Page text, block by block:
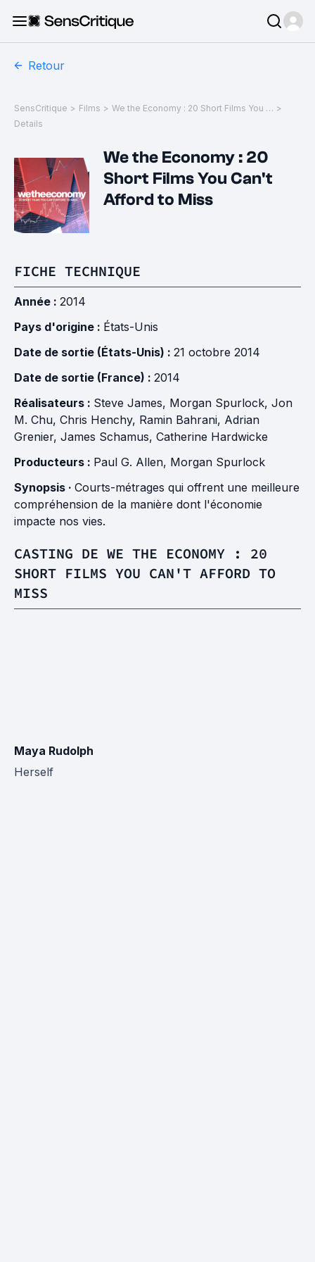
Retour
SensCritique > Films > We the Economy : 20 Short Films You Can't Afford to Miss >
Details
We the Economy : 20
Short Films You Can't
Afford to Miss
FICHE TECHNIQUE
Année : 2014
Pays d'origine : États-Unis
Date de sortie (États-Unis) : 21 octobre 2014
Date de sortie (France) : 2014
Réalisateurs : Steve James, Morgan Spurlock, Jon
M. Chu, Chris Henchy, Ramin Bahrani, Adrian
Grenier, James Schamus, Catherine Hardwicke
Producteurs : Paul G. Allen, Morgan Spurlock
Synopsis · Courts-métrages qui offrent une meilleure
compréhension de la manière dont l'économie
impacte nos vies.
CASTING DE WE THE ECONOMY : 20
SHORT FILMS YOU CAN'T AFFORD TO
MISS
Maya Rudolph
Herself